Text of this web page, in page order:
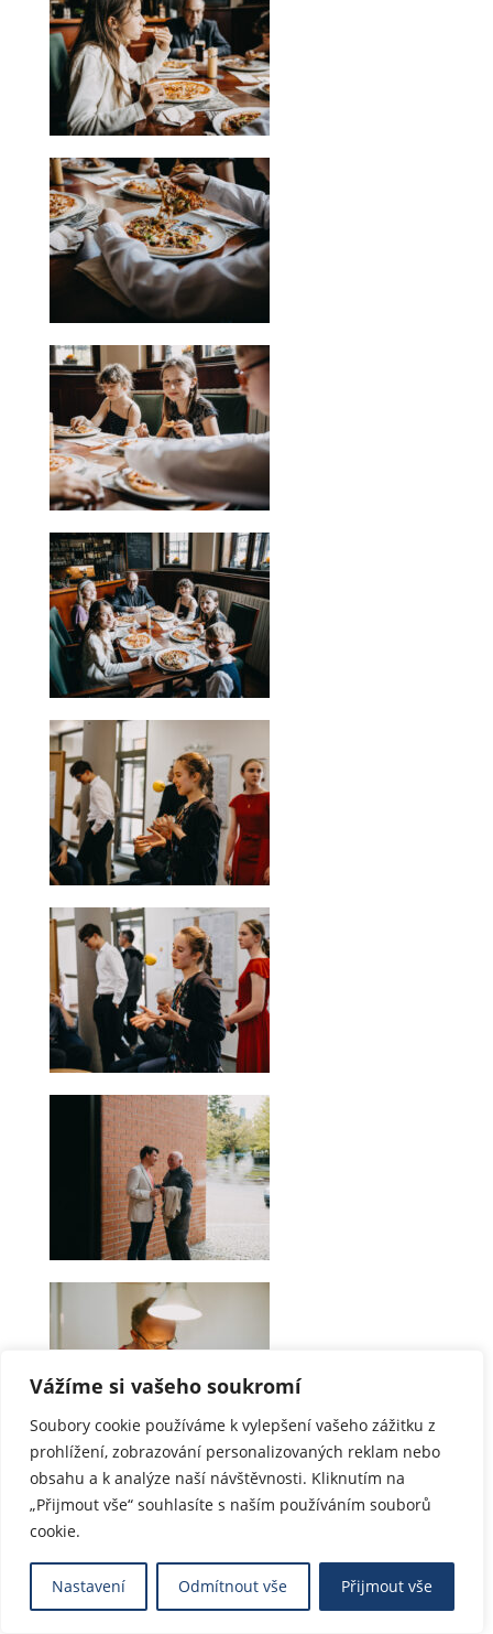
Vážíme si vašeho soukromí
Soubory cookie používáme k vylepšení vašeho zážitku z
prohlížení, zobrazování personalizovaných reklam nebo
obsahu a k analýze naší návštěvnosti. Kliknutím na
„Přijmout vše“ souhlasíte s naším používáním souborů
cookie.
Nastavení Odmítnout vše Přijmout vše